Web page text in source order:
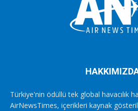
Türkiye'nin ödüllü tek global havacılık
AirNewsTimes, içerikleri kaynak